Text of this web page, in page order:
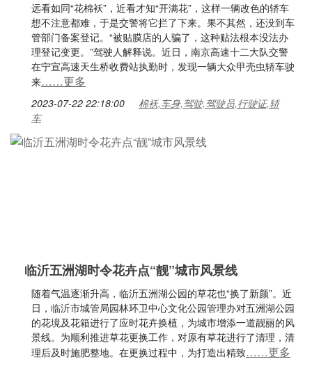
远看如同“花棉袄”，近看才知“开满花”，这样一辆改色的轿车
想不注意都难，于是交警将它拦了下来。果不其然，还没到车
管部门备案登记。“被贴膜店的人骗了，这种贴法根本没法办
理登记变更。”驾驶人解释说。近日，南京高速十二大队交警
在宁宣高速天生桥收费站执勤时，发现一辆大众甲壳虫轿车驶
来……更多
2023-07-22 22:18:00
棉袄,车身,驾驶,驾驶员,行驶证,轿
车
临沂五洲湖时令花卉点“靓”城市风景线
随着气温逐渐升高，临沂五洲湖公园的草花也“换了新颜”。近
日，临沂市城管局园林环卫中心文化公园管理办对五洲湖公园
的花境及花箱进行了应时花卉换植，为城市增添一道靓丽的风
景线。为顺利推进草花更换工作，对原有草花进行了清理，清
理后及时施肥整地。在更换过程中，为打造出精致……更多